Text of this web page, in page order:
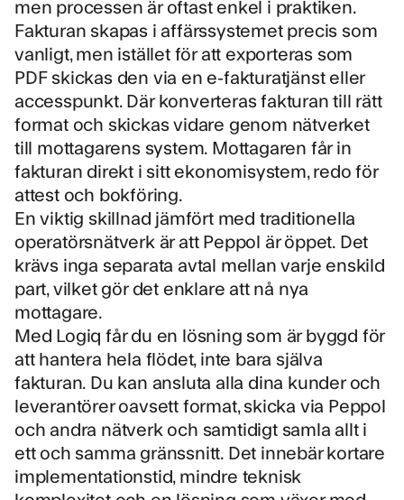
men processen är oftast enkel i praktiken.
Fakturan skapas i affärssystemet precis som
vanligt, men istället för att exporteras som
PDF skickas den via en e-fakturatjänst eller
accesspunkt. Där konverteras fakturan till rätt
format och skickas vidare genom nätverket
till mottagarens system. Mottagaren får in
fakturan direkt i sitt ekonomisystem, redo för
attest och bokföring.
En viktig skillnad jämfört med traditionella
operatörsnätverk är att Peppol är öppet. Det
krävs inga separata avtal mellan varje enskild
part, vilket gör det enklare att nå nya
mottagare.
Med Logiq får du en lösning som är byggd för
atthantera hela flödet, inte bara själva
fakturan. Du kan ansluta alla dina kunder och
leverantörer oavsett format, skicka via Peppol
och andra nätverk och samtidigt samla allt i
ett och samma gränssnitt. Det innebär kortare
implementationstid, mindre teknisk